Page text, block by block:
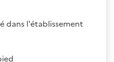
dans l'établissement